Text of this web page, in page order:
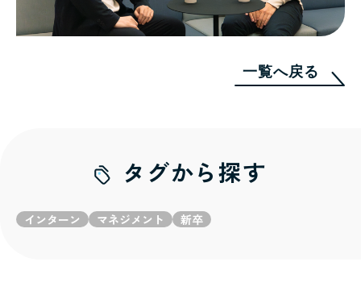
一覧へ戻る
タグから探す
インターン マネジメント 新卒